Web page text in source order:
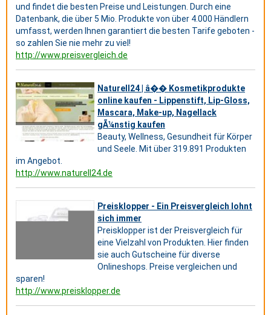
und findet die besten Preise und Leistungen. Durch eine
Datenbank, die über 5 Mio. Produkte von über 4.000 Händlern
umfasst, werden Ihnen garantiert die besten Tarife geboten -
so zahlen Sie nie mehr zu viel!
http://www.preisvergleich.de
Naturell24 | â�� Kosmetikprodukte
online kaufen - Lippenstift, Lip-Gloss,
Mascara, Make-up, Nagellack
gÃ¼nstig kaufen
Beauty, Wellness, Gesundheit für Körper
und Seele. Mit über 319.891 Produkten
im Angebot.
http://www.naturell24.de
Preisklopper - Ein Preisvergleich lohnt
sich immer
Preisklopper ist der Preisvergleich für
eine Vielzahl von Produkten. Hier finden
sie auch Gutscheine für diverse
Onlineshops. Preise vergleichen und
sparen!
http://www.preisklopper.de